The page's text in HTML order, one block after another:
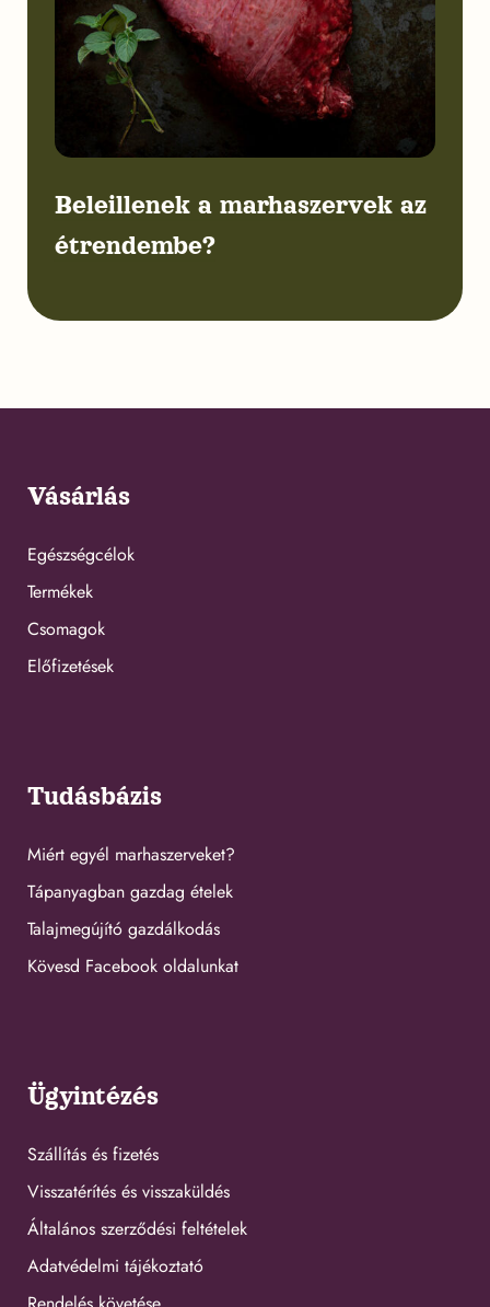
Beleillenek a marhaszervek az
étrendembe?
Vásárlás
Egészségcélok
Termékek
Csomagok
Előfizetések
Tudásbázis
Miért egyél marhaszerveket?
Tápanyagban gazdag ételek
Talajmegújító gazdálkodás
Kövesd Facebook oldalunkat
Ügyintézés
Szállítás és fizetés
Visszatérítés és visszaküldés
Általános szerződési feltételek
Adatvédelmi tájékoztató